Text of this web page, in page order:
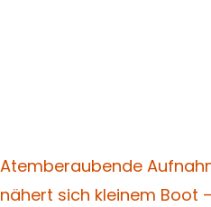
Atemberaubende
nähert sich kleinem Boot